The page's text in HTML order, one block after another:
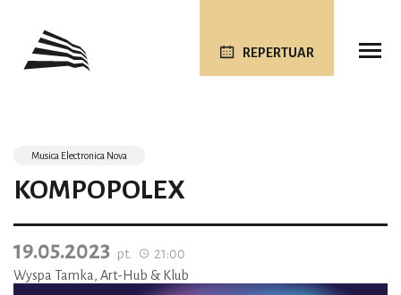
REPERTUAR
Musica Electronica Nova
KOMPOPOLEX
19.05.2023 pt.
21:00
Wyspa Tamka, Art-Hub & Klub